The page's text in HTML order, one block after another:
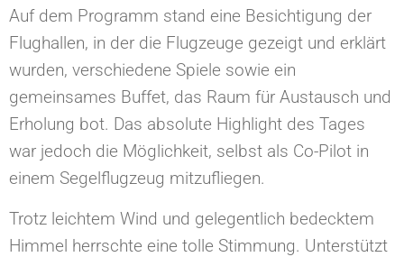
Auf dem Programm stand eine Besichtigung der
Flughallen, in der die Flugzeuge gezeigt und erklärt
wurden, verschiedene Spiele sowie ein
gemeinsames Buffet, das Raum für Austausch und
Erholung bot. Das absolute Highlight des Tages
war jedoch die Möglichkeit, selbst als Co-Pilot in
einem Segelflugzeug mitzufliegen.
Trotz leichtem Wind und gelegentlich bedecktem
Himmel herrschte eine tolle Stimmung. Unterstützt